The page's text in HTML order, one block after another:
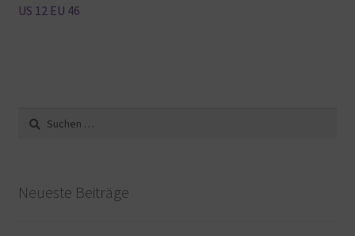
US 12 EU 46
Suche
nach:
Neueste Beiträge